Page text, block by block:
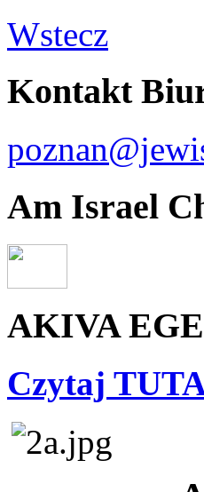
Wstecz
Kontakt
Am Israel
AKIVA
Czytaj